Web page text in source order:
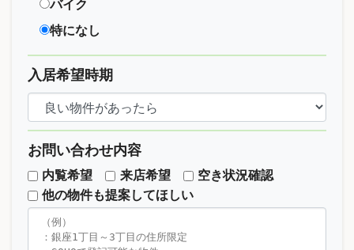
バイク
特になし
入居希望時期
お問い合わせ内容
内覧希望 来店希望
空き状況確認
他の物件も提案してほしい